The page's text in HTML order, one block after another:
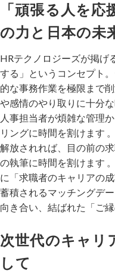
「頑張る人を
の力と日本の未
HRテクノロジーズが掲げ
する」というコンセプト
的な事務作業を極限まで
や感情のやり取りに十分
人事担当者が煩雑な管理
リングに時間を割けます
解放されれば、目の前の
の執筆に時間を割けます
に「求職者のキャリアの
蓄積されるマッチングデ
向き合い、結ばれた「ご
次世代のキャリ
して